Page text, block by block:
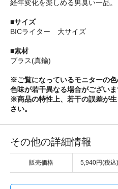
経年変化を楽しめる男臭い一品。
■サイズ
BICライター 大サイズ
■素材
ブラス(真鍮)
※ご覧になっているモニターの
色味が若干異なる場合がございま
※商品の特性上、若干の誤差が
さい。
その他の詳細情報
販売価格 5,940円(税込)